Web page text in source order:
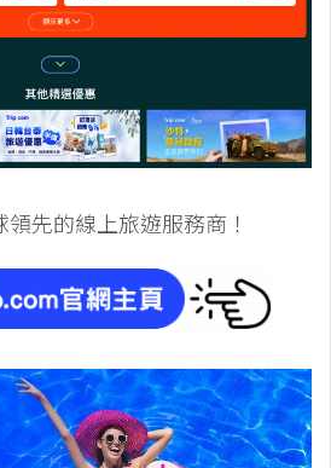
先的線上旅遊服務商！